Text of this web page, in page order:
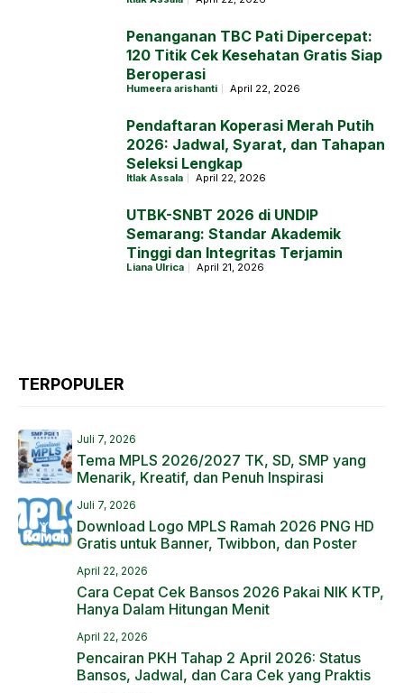
Penanganan TBC Pati Dipercepat:
120 Titik Cek Kesehatan Gratis Siap
Beroperasi
Humeera arishanti April 22, 2026
Pendaftaran Koperasi Merah Putih
2026: Jadwal, Syarat, dan Tahapan
Seleksi Lengkap
Itlak Assala April 22, 2026
UTBK-SNBT 2026 di UNDIP
Semarang: Standar Akademik
Tinggi dan Integritas Terjamin
Liana Ulrica April 21, 2026
TERPOPULER
Juli 7, 2026
Tema MPLS 2026/2027 TK, SD, SMP yang
Menarik, Kreatif, dan Penuh Inspirasi
Juli 7, 2026
Download Logo MPLS Ramah 2026 PNG HD
Gratis untuk Banner, Twibbon, dan Poster
April 22, 2026
Cara Cepat Cek Bansos 2026 Pakai NIK KTP,
Hanya Dalam Hitungan Menit
April 22, 2026
Pencairan PKH Tahap 2 April 2026: Status
Bansos, Jadwal, dan Cara Cek yang Praktis